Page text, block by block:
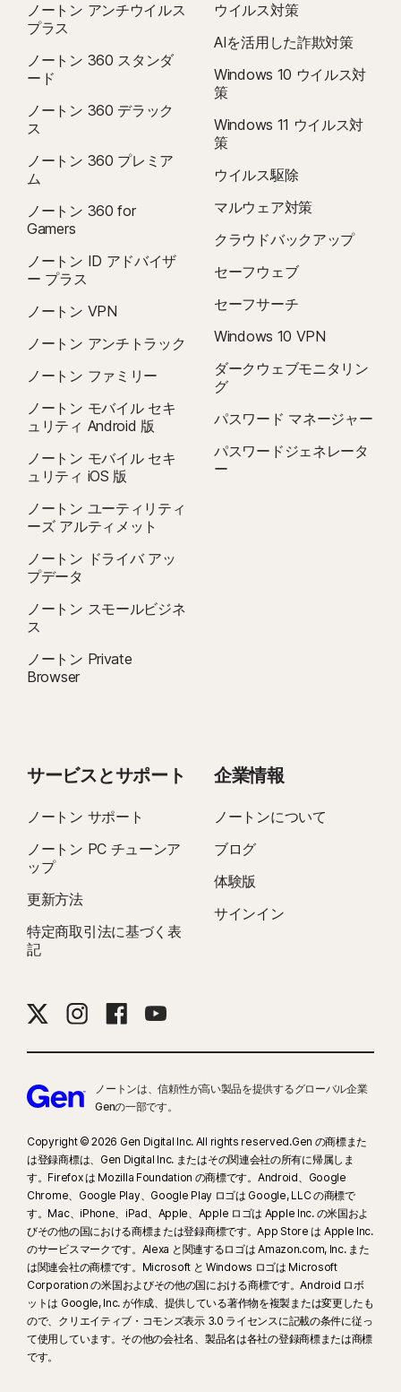
ノートン アンチウイルス
プラス
ノートン 360 スタンダ
ード
ノートン 360 デラック
ス
ノートン 360 プレミア
ム
ノートン 360 for
Gamers
ノートン ID アドバイザ
ー プラス
ノートン VPN
ノートン アンチトラック
ノートン ファミリー
ノートン モバイル セキ
ュリティ Android 版
ノートン モバイル セキ
ュリティ iOS 版
ノートン ユーティリティ
ーズ アルティメット
ノートン ドライバ アッ
プデータ
ノートン スモールビジネ
ス
ノートン Private
Browser
ウイルス対策
AIを活用した詐欺対策
Windows 10 ウイルス対
策
Windows 11 ウイルス対
策
ウイルス駆除
マルウェア対策
クラウドバックアップ
セーフウェブ
セーフサーチ
Windows 10 VPN
ダークウェブモニタリン
グ
パスワード マネージャー
パスワードジェネレータ
ー
サービスとサポート
ノートン サポート
ノートン PC チューンア
ップ
更新方法
特定商取引法に基づく表
記
企業情報
ノートンについて
ブログ
体験版
サインイン
ノートンは、信頼性が高い製品を提供するグローバル企業
Genの一部です。
Copyright © 2026 Gen Digital Inc. All rights reserved.Gen の商標また
は登録商標は、Gen Digital Inc. またはその関連会社の所有に帰属しま
す。Firefox は Mozilla Foundation の商標です。Android、Google
Chrome、Google Play、Google Play ロゴは Google, LLC の商標で
す。Mac、iPhone、iPad、Apple、Apple ロゴは Apple Inc. の米国およ
びその他の国における商標または登録商標です。App Store は Apple Inc.
のサービスマークです。Alexa と関連するロゴは Amazon.com, Inc. また
は関連会社の商標です。Microsoft と Windows ロゴは Microsoft
Corporation の米国およびその他の国における商標です。Android ロボ
ットは Google, Inc. が作成、提供している著作物を複製または変更したも
ので、クリエイティブ・コモンズ表示 3.0 ライセンスに記載の条件に従っ
て使用しています。その他の会社名、製品名は各社の登録商標または商標
です。